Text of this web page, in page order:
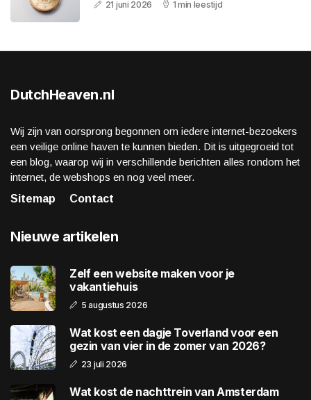
21 juni 2026 1 min leestijd
DutchHeaven.nl
Wij zijn van oorsprong begonnen om iedere internet-bezoekers
een veilige online haven te kunnen bieden. Dit is uitgegroeid tot
een blog, waarop wij in verschillende berichten alles rondom het
internet, de webshops en nog veel meer.
Sitemap
Contact
Nieuwe artikelen
Zelf een website maken voor je
vakantiehuis
5 augustus 2026
Wat kost een dagje Toverland voor een
gezin van vier in de zomer van 2026?
23 juli 2026
Wat kost de nachttrein van Amsterdam